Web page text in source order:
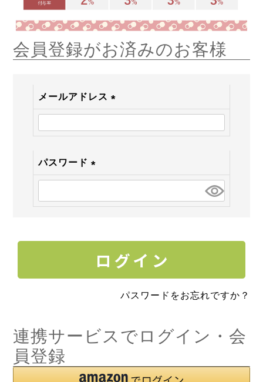
会員登録がお済みのお客様
メールアドレス
(必
須)
パスワード
(必
パスワードをお忘れですか？
連携サービスでログイン・会
員登録